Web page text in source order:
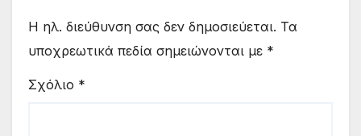
Η ηλ. διεύθυνση σας δεν δημοσιεύεται. Τα
υποχρεωτικά πεδία σημειώνονται με *
Σχόλιο *